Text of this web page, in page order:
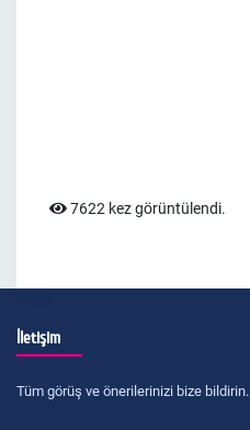
7622 kez görüntülendi.
İletişim
Tüm görüş ve önerilerinizi bize bildirin.